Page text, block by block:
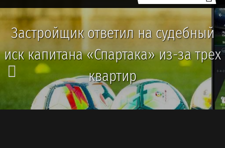
Застройщик ответил на судебный
иск капитана «Спартака» из-за трех
квартир